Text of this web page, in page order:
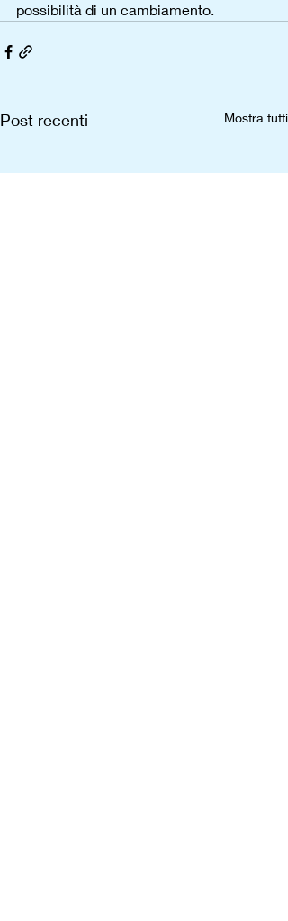
possibilità di un cambiamento.
Post recenti Mostra tutti